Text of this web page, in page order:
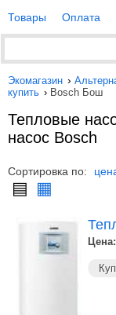
Товары Оплата
Экомагазин ›
купить › Bosch Бош
Тепловые
насос Bosch
Сортировка по:
▤ ▦